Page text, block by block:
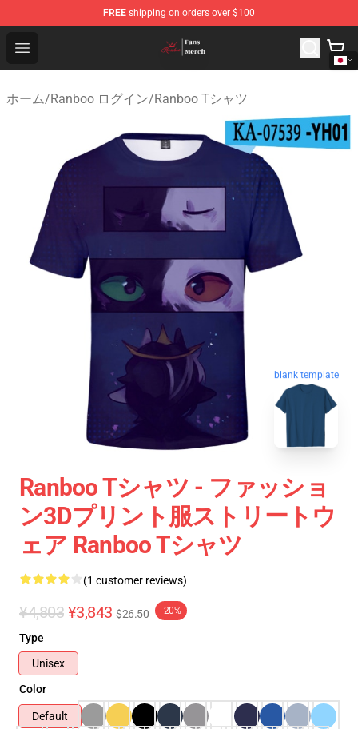
FREE shipping on orders over $100
Open menu
Ranboo Shop - Official Ranboo Merchandise Store
ホーム/Ranboo ログイン/Ranboo Tシャツ
blank template
Ranboo Tシャツ - ファッショ
ン3Dプリント服ストリートウ
ェア Ranboo Tシャツ
(1 customer reviews)
¥4,803 ¥3,843 $26.50 -20%
Type
Unisex
Color
Default